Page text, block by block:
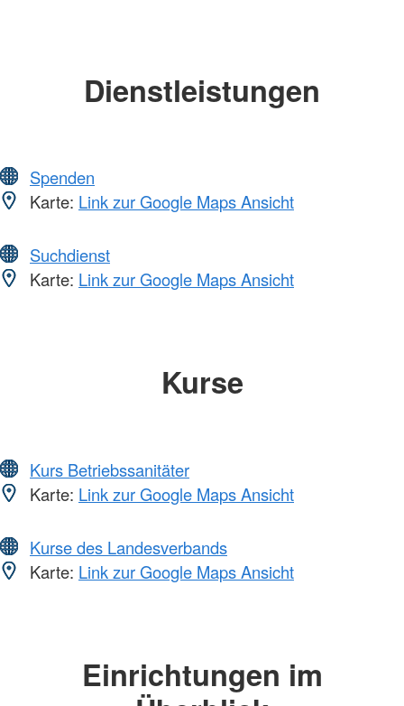
Dienstleistungen
Spenden
Karte: Link zur Google Maps Ansicht
Suchdienst
Karte: Link zur Google Maps Ansicht
Kurse
Kurs Betriebssanitäter
Karte: Link zur Google Maps Ansicht
Kurse des Landesverbands
Karte: Link zur Google Maps Ansicht
Einrichtungen im